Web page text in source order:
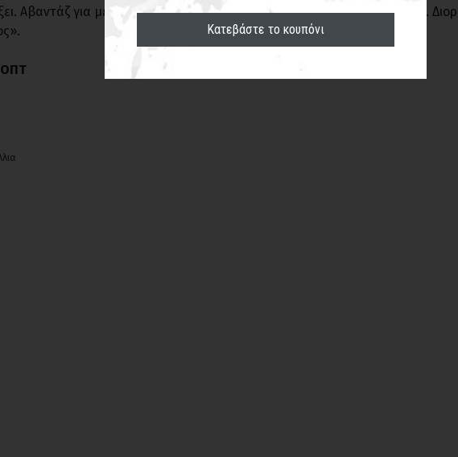
Αβαντάζ για μένα είναι πλέον η εμπειρία. Μαθαίνεις από τους αγώνες.
Κατεβάστε το κουπόνι